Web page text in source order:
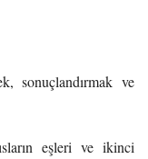
sonuçlandırmak ve
eşleri ve ikinci